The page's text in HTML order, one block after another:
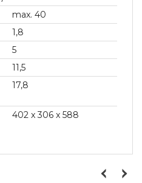
max. 40
1,8
5
11,5
17,8
402 x 306 x 588